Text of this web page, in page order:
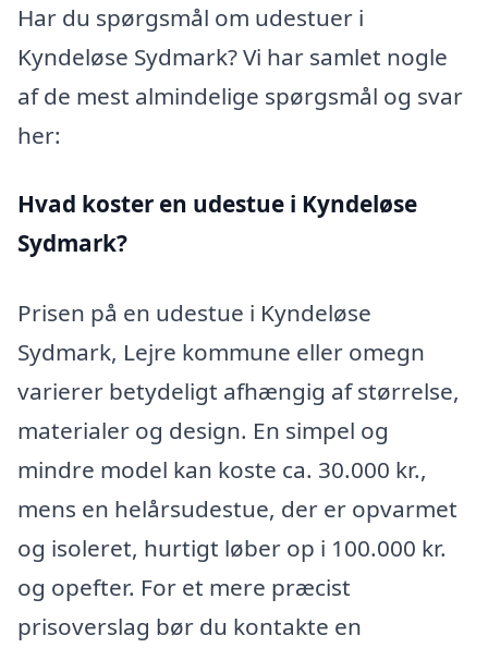
Har du spørgsmål om udestuer i
Kyndeløse Sydmark? Vi har samlet nogle
af de mest almindelige spørgsmål og svar
her:
Hvad koster en udestue i Kyndeløse
Sydmark?
Prisen på en udestue i Kyndeløse
Sydmark, Lejre kommune eller omegn
varierer betydeligt afhængig af størrelse,
materialer og design. En simpel og
mindre model kan koste ca. 30.000 kr.,
mens en helårsudestue, der er opvarmet
og isoleret, hurtigt løber op i 100.000 kr.
og opefter. For et mere præcist
prisoverslag bør du kontakte en